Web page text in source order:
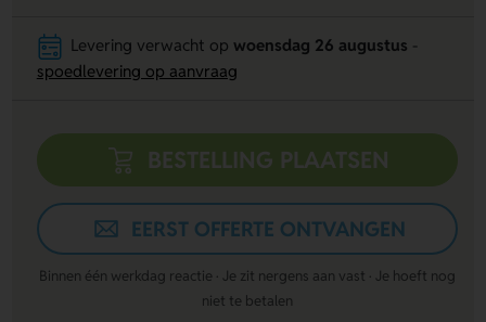
Levering verwacht op woensdag 26 augustus
spoedlevering op aanvraag
BESTELLING PLAATSEN
EERST OFFERTE ONTVANGEN
Binnen één werkdag reactie · Je zit nergens aan vast · Je hoeft nog
niet te betalen